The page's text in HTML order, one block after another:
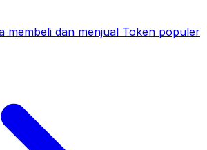
membeli dan menjual Token populer